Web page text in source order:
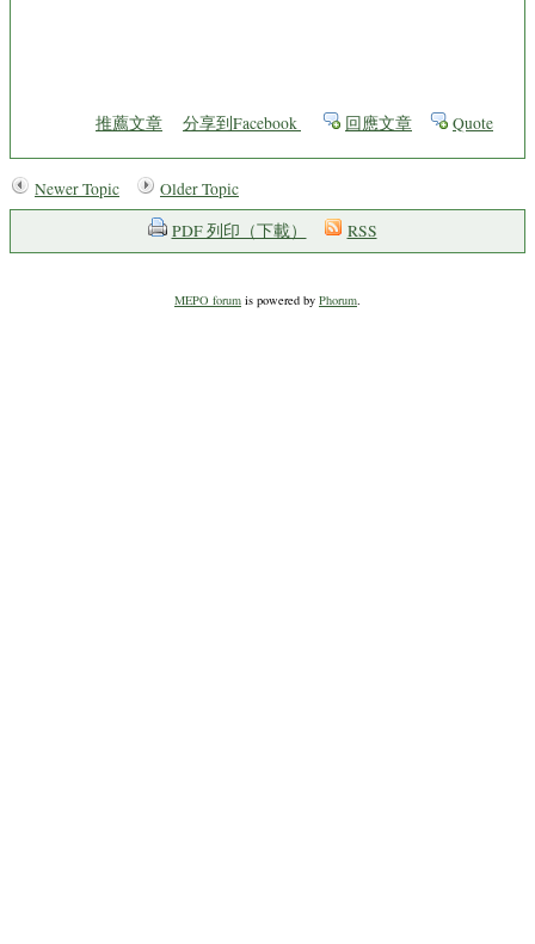
推薦文章 分享到Facebook 回應文章 Quote
Newer Topic
Older Topic
PDF 列印（下載）
RSS
MEPO forum is powered by Phorum.